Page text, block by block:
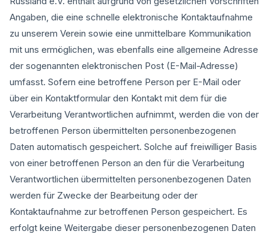
Angaben, die eine schnelle elektronische Kontaktaufnahme
zu unserem Verein sowie eine unmittelbare Kommunikation
mit uns ermöglichen, was ebenfalls eine allgemeine Adresse
der sogenannten elektronischen Post (E-Mail-Adresse)
umfasst. Sofern eine betroffene Person per E-Mail oder
über ein Kontaktformular den Kontakt mit dem für die
Verarbeitung Verantwortlichen aufnimmt, werden die von der
betroffenen Person übermittelten personenbezogenen
Daten automatisch gespeichert. Solche auf freiwilliger Basis
von einer betroffenen Person an den für die Verarbeitung
Verantwortlichen übermittelten personenbezogenen Daten
werden für Zwecke der Bearbeitung oder der
Kontaktaufnahme zur betroffenen Person gespeichert. Es
erfolgt keine Weitergabe dieser personenbezogenen Daten